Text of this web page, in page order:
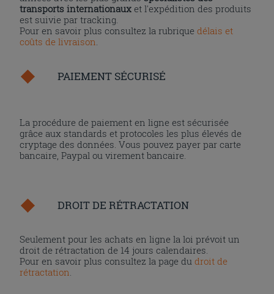
transports internationaux et l'expédition des produits
est suivie par tracking.
Pour en savoir plus consultez la rubriquedélais et
coûts de livraison
PAIEMENT SÉCURISÉ
La procédure de paiement en ligne est sécurisée
grâce aux standards et protocoles les plus élevés de
cryptage des données. Vous pouvez payer par carte
bancaire, Paypal ou virement bancaire.
DROIT DE RÉTRACTATION
Seulement pour les achats en ligne la loi prévoit un
droit de rétractation de 14 jours calendaires.
Pour en savoir plus consultez la page dudroit de
rétractation